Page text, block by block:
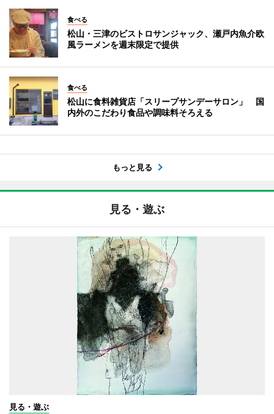
食べる
松山・三津のビストロサンジャック、瀬戸内魚介欧
風ラーメンを週末限定で提供
食べる
松山に食料雑貨店「スリープサンデーサロン」 国
内外のこだわり食品や調味料そろえる
もっと見る
見る・遊ぶ
見る・遊ぶ